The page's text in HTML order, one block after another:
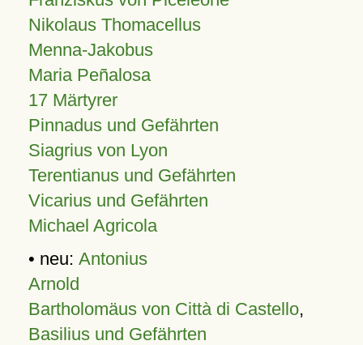
Nikolaus Thomacellus
Menna-Jakobus
Maria Peñalosa
17 Märtyrer
Pinnadus und Gefährten
Siagrius von Lyon
Terentianus und Gefährten
Vicarius und Gefährten
Michael Agricola
• neu: Antonius
Arnold
Bartholomäus von Città di Castello,
Basilius und Gefährten